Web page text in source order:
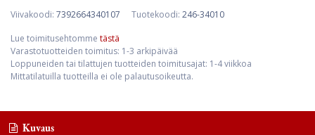
Viivakoodi: 7392664340107 Tuotekoodi: 246-34010
Lue toimitusehtomme tästä
Varastotuotteiden toimitus: 1-3 arkipäivää
Loppuneiden tai tilattujen tuotteiden toimitusajat: 1-4 viikkoa
Mittatilatuilla tuotteilla ei ole palautusoikeutta.
Kuvaus